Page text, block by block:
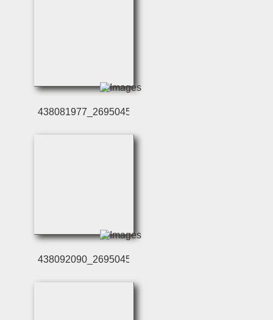
438081977_2695045197
438092090_2695045330